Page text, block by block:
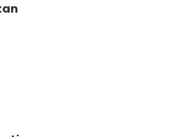
Pramuka